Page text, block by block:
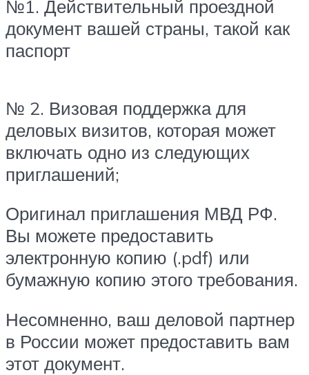
№1. Действительный проездной
документ вашей страны, такой как
паспорт
№ 2. Визовая поддержка для
деловых визитов, которая может
включать одно из следующих
приглашений;
Оригинал приглашения МВД РФ.
Вы можете предоставить
электронную копию (.pdf) или
бумажную копию этого требования.
Несомненно, ваш деловой партнер
в России может предоставить вам
этот документ.